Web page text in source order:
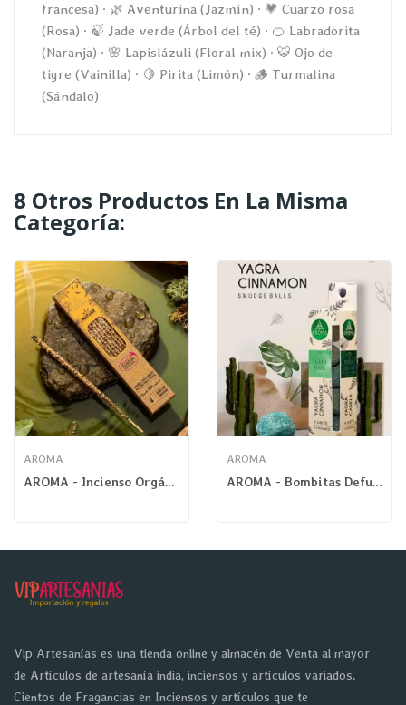
francesa) · 🌿 Aventurina (Jazmín) · 💗 Cuarzo rosa
(Rosa) · 🍃 Jade verde (Árbol del té) · 🍊 Labradorita
(Naranja) · 🌸 Lapislázuli (Floral mix) · 🐯 Ojo de
tigre (Vainilla) · 🍋 Pirita (Limón) · 🪵 Turmalina
(Sándalo)
8 Otros Productos En La Misma
Categoría:
AROMA
AROMA - Incienso Orgánico Nature Laurel Palo Santo
AROMA
AROMA - Bombitas Defumación Yagra Canela
Vip Artesanías es una tienda online y almacén de Venta al mayor
de Artículos de artesanía india, inciensos y artículos variados.
Cientos de Fragancias en Inciensos y artículos que te